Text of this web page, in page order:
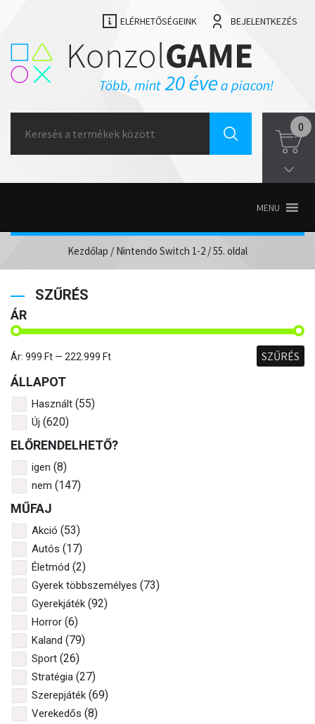
ELÉRHETŐSÉGEINK BEJELENTKEZÉS
for:
0
MENU
Kezdőlap / Nintendo Switch 1-2 / 55. oldal
SZŰRÉS
ÁR
SZŰRÉS
Ár: 999 Ft — 222.999 Ft
ÁLLAPOT
Használt (55)
Új (620)
ELŐRENDELHETŐ?
igen (8)
nem (147)
MŰFAJ
Akció (53)
Autós (17)
Életmód (2)
Gyerek többszemélyes (73)
Gyerekjáték (92)
Horror (6)
Kaland (79)
Sport (26)
Stratégia (27)
Szerepjáték (69)
Verekedős (8)